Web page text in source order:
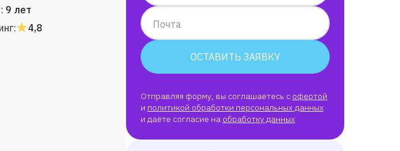
9 лет
4,8 Почта
ОСТАВИТЬ ЗАЯВКУ
Отправляя форму, вы соглашаетесь с офертой
и политикой обработки персональных данных
и даёте согласие на обработку данных